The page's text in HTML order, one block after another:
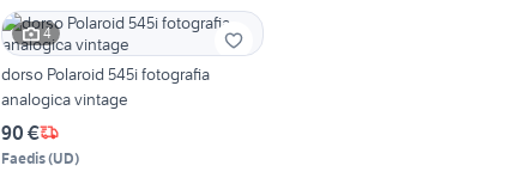
4
dorso Polaroid 545i fotografia
analogica vintage
90 €
Faedis(UD)